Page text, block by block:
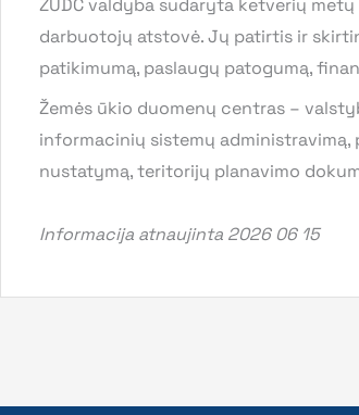
darbuotojų atstovė. Jų patirtis ir
patikimumą, paslaugų patogumą,
Žemės ūkio duomenų centras –
informacinių sistemų
nustatymą, teritorijų planavimo
Informacija atnaujinta 2026 06 15